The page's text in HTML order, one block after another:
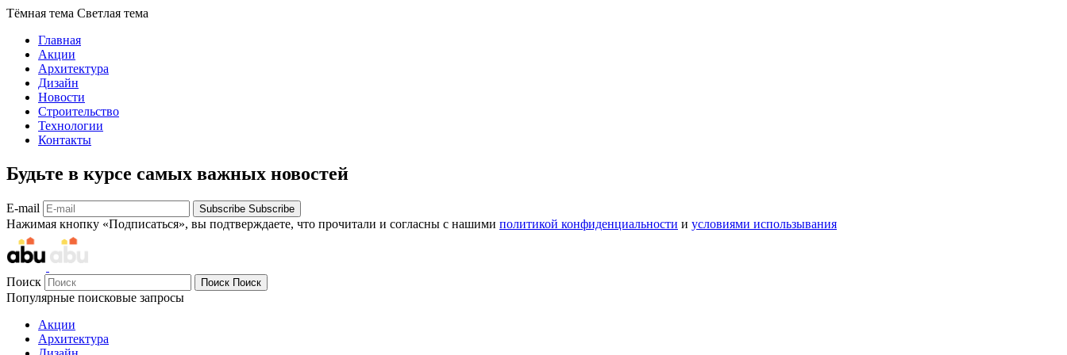
Тёмная тема Светлая тема
Главная
Акции
Архитектура
Дизайн
Новости
Строительство
Технологии
Контакты
Будьте в курсе самых важных новостей
E-mail Subscribe Subscribe
Нажимая кнопку «Подписаться», вы подтверждаете, что прочитали и согласны с нашими политикой конфиденциальности и условиями использывания
Поиск Поиск Поиск
Популярные поисковые запросы
Акции
Архитектура